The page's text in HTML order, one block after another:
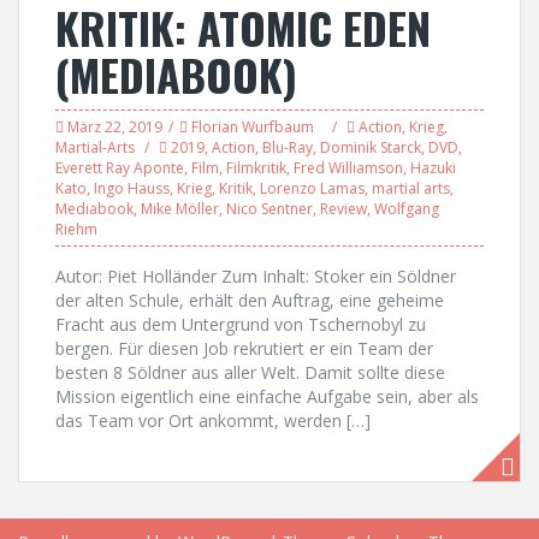
KRITIK: ATOMIC EDEN
(MEDIABOOK)
März 22, 2019 Florian Wurfbaum Action, Krieg,
Martial-Arts
2019, Action, Blu-Ray, Dominik Starck, DVD,
Everett Ray Aponte, Film, Filmkritik, Fred Williamson, Hazuki
Kato, Ingo Hauss, Krieg, Kritik, Lorenzo Lamas, martial arts,
Mediabook, Mike Möller, Nico Sentner, Review, Wolfgang
Riehm
Autor: Piet Holländer Zum Inhalt: Stoker ein Söldner
der alten Schule, erhält den Auftrag, eine geheime
Fracht aus dem Untergrund von Tschernobyl zu
bergen. Für diesen Job rekrutiert er ein Team der
besten 8 Söldner aus aller Welt. Damit sollte diese
Mission eigentlich eine einfache Aufgabe sein, aber als
das Team vor Ort ankommt, werden […]